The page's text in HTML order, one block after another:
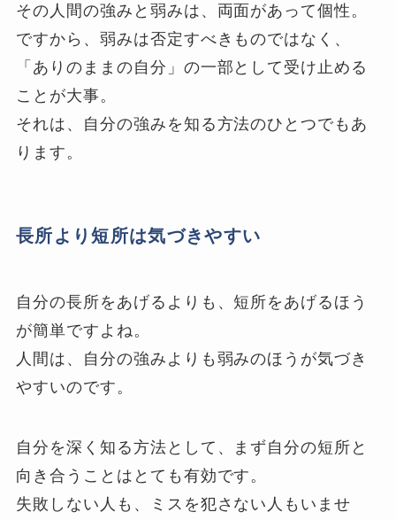
その人間の強みと弱みは、両面があって個性。
ですから、弱みは否定すべきものではなく、
「ありのままの自分」の一部として受け止める
ことが大事。
それは、自分の強みを知る方法のひとつでもあ
ります。
長所より短所は気づきやすい
自分の長所をあげるよりも、短所をあげるほう
が簡単ですよね。
人間は、自分の強みよりも弱みのほうが気づき
やすいのです。
自分を深く知る方法として、まず自分の短所と
向き合うことはとても有効です。
失敗しない人も、ミスを犯さない人もいませ